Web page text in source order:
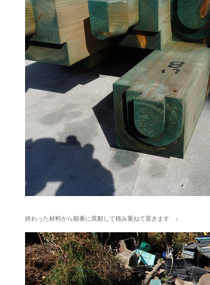
終わった材料から順番に異動して積み重ねて置きます ↓